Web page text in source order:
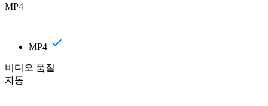
MP4
MP4
비디오 품질
자동